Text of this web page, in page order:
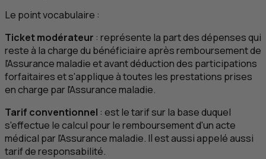
Le point vocabulaire :
Ticket modérateur : représente la part des dépenses qui
reste à la charge du bénéficiaire après remboursement de
l'Assurance maladie et avant déduction des participations
forfaitaires et s'applique à toutes les prestations prises
en charge par l'Assurance maladie.
Tarif conventionnel : est le tarif sur la base duquel
s'effectue le calcul pour le remboursement d'un acte
médical par l'Assurance maladie. Il est aussi appelé aussi
tarif de responsabilité.